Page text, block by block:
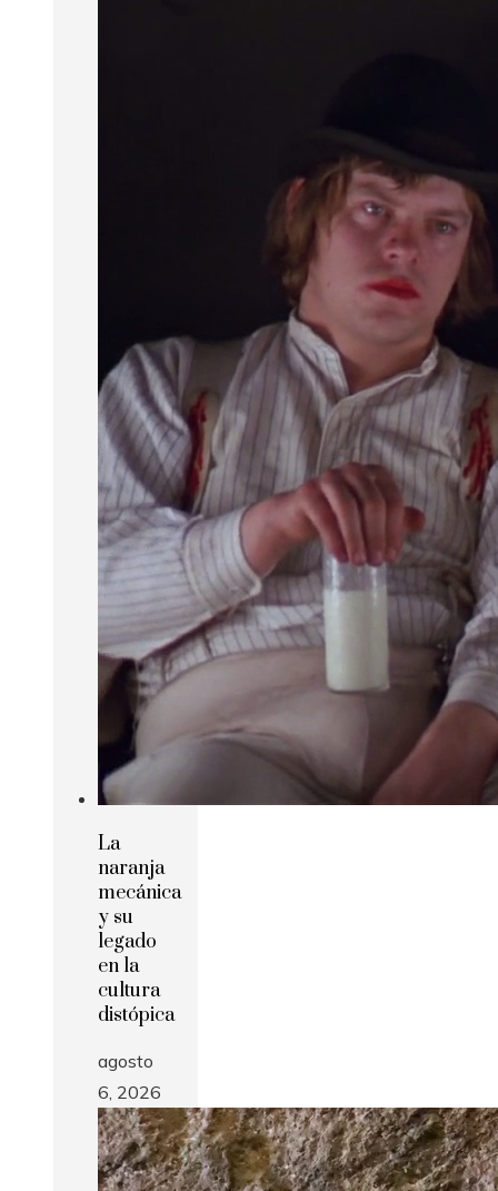
La
naranja
mecánica
y su
legado
en la
cultura
distópica
agosto
6, 2026